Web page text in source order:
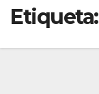
Etiqueta: